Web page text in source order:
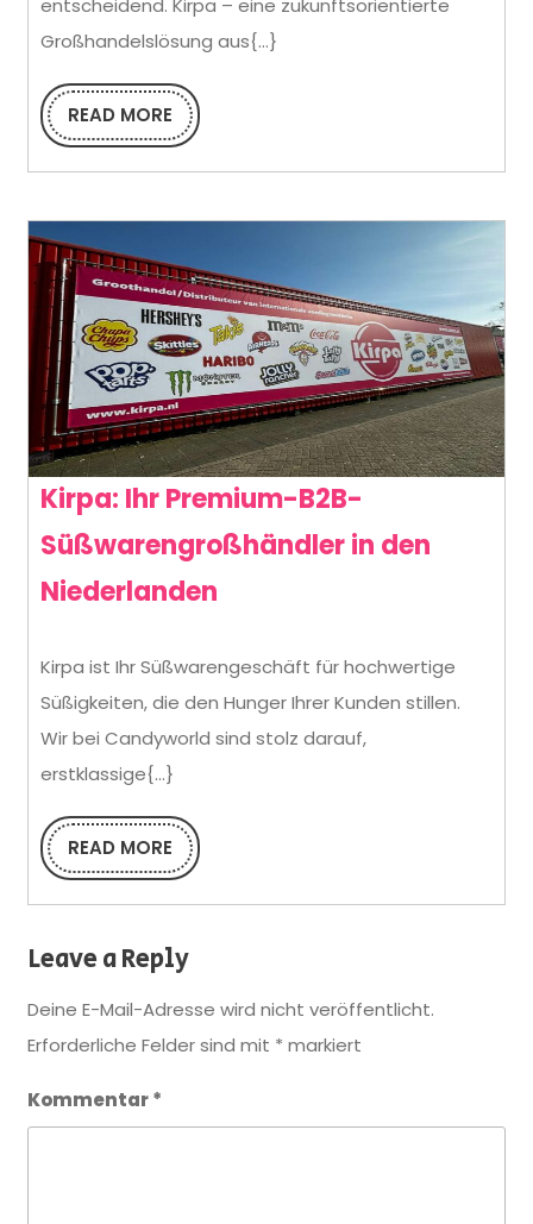
Erleichterung
für
Großhandelslösung aus{...}
READ MORE
READ
MORE
Kirpa: Ihr Premium-B2B-
Süßwarengroßhändler in den
Niederlanden
Premium-
B2B-
Niederlanden
Kirpa ist Ihr Süßwarengeschäft für hochwertige
Süßigkeiten, die den Hunger Ihrer Kunden stillen.
Wir bei Candyworld sind stolz darauf,
erstklassige{...}
READ MORE
READ
MORE
Leave a Reply
Deine E-Mail-Adresse wird nicht veröffentlicht.
Erforderliche Felder sind mit * markiert
Kommentar*